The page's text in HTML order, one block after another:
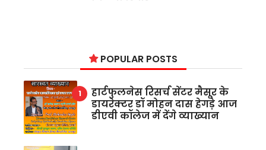
POPULAR POSTS
हार्टफुलनेस रिसर्च सेंटर मैसूर के
डायरेक्टर डॉ मोहन दास हेगड़े आज
डीएवी कॉलेज में देंगे व्याख्यान